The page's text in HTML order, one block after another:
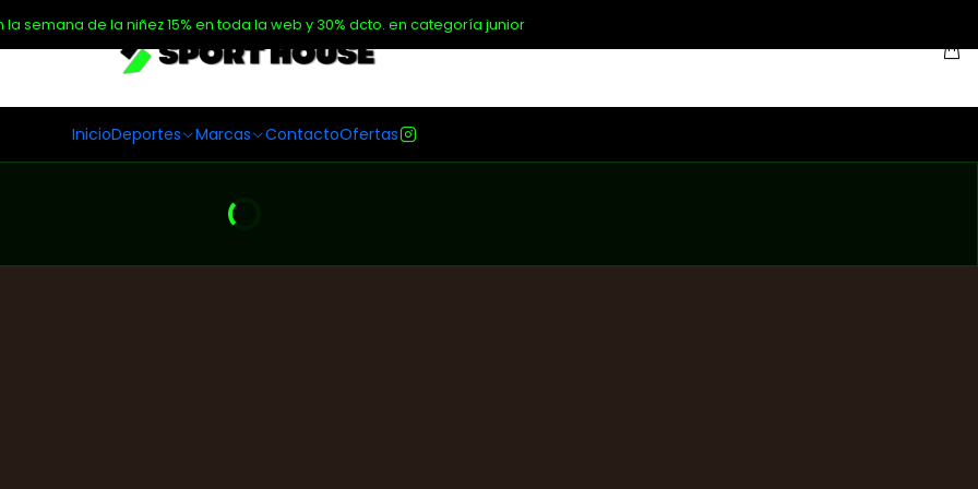
InicioDeportes Marcas ContactoOfertas
la semana de la niñez 15% en toda la web y 30% dcto. en categoría junior